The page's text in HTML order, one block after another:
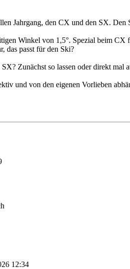
Jahrgang, den CX und den SX.
Winkel von 1,5°. Spezial beim
das passt für den Ski?
Zunächst so lassen oder direkt mal
und von den eigenen Vorlieben
12:34